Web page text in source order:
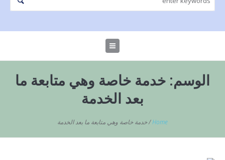
الوسم: خدمة خاصة وهي متابعة ما
بعد الخدمة
Home
/خدمة خاصة وهي متابعة ما بعد الخدمة